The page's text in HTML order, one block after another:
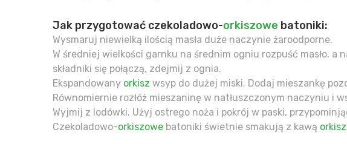
Jak przygotować czekoladowo-orkiszowe batoniki:
Wysmaruj niewielką ilością masła duże naczynie żaroodporne.
W średniej wielkości garnku na średnim ogniu rozpuść masło,
składniki się połączą, zdejmij z ognia.
Ekspandowany orkisz wsyp do dużej miski. Dodaj mieszankę
Równomiernie rozłóż mieszaninę w natłuszczonym naczyniu i
Wyjmij z lodówki. Użyj ostrego noża i pokrój w paski,
Czekoladowo-orkiszowe batoniki świetnie smakują z kawą